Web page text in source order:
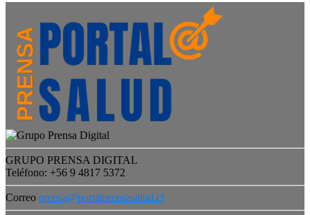
GRUPO PRENSA DIGITAL
Teléfono: +56 9 4817 5372
Correo prensa@portalprensasalud.cl